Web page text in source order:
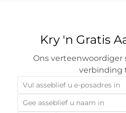
Kry 'n Gratis
Ons verteenwoordiger
verbinding